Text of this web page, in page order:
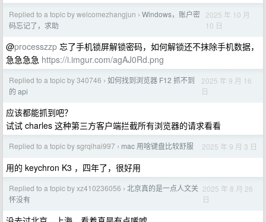
Replied to a topic by welcomezhangjun › Windows，账户密
码忘记了，求助
2025 年 10 月
10 日
@processzzp 忘了手机锁屏解锁密码，如何解锁还不抹除手机数据，
急急急急 https://i.imgur.com/agAJ0Rd.png
Replied to a topic by 340746 › 如何找到浏览器 F12 抓不到
的 api
2025 年 9 月 16
日
应该都能抓到吧？
试试 charles 这种第三方客户端拦截所有浏览器的请求看看
Replied to a topic by sgrqihai997 › mac 用啥键盘比较舒服 2025 年 9 月 3 日
用的 keychron K3 ，四年了，很好用
Replied to a topic by xz410236056 › 北京真的是一点人文关
怀没有
2025 年 8 月 26
日